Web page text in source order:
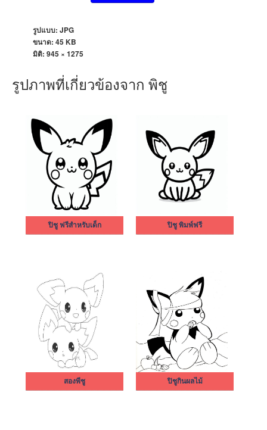
รูปแบบ: JPG
ขนาด: 45 KB
มิติ: 945 × 1275
รูปภาพที่เกี่ยวข้องจาก พิชู
ปิชู ฟรีสำหรับเด็ก ปิชู พิมพ์ฟรี
สองพีชู ปิชูกินผลไม้